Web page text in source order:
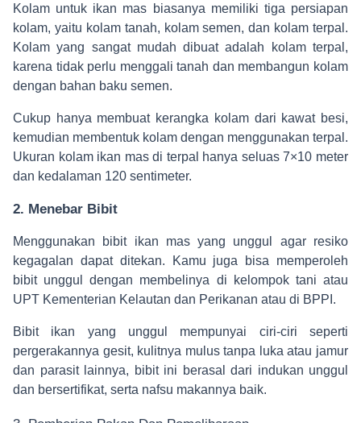
Kolam untuk ikan mas biasanya memiliki tiga persiapan
kolam, yaitu kolam tanah, kolam semen, dan kolam terpal.
Kolam yang sangat mudah dibuat adalah kolam terpal,
karena tidak perlu menggali tanah dan membangun kolam
dengan bahan baku semen.
Cukup hanya membuat kerangka kolam dari kawat besi,
kemudian membentuk kolam dengan menggunakan terpal.
Ukuran kolam ikan mas di terpal hanya seluas 7×10 meter
dan kedalaman 120 sentimeter.
2. Menebar Bibit
Menggunakan bibit ikan mas yang unggul agar resiko
kegagalan dapat ditekan. Kamu juga bisa memperoleh
bibit unggul dengan membelinya di kelompok tani atau
UPT Kementerian Kelautan dan Perikanan atau di BPPI.
Bibit ikan yang unggul mempunyai ciri-ciri seperti
pergerakannya gesit, kulitnya mulus tanpa luka atau jamur
dan parasit lainnya, bibit ini berasal dari indukan unggul
dan bersertifikat, serta nafsu makannya baik.